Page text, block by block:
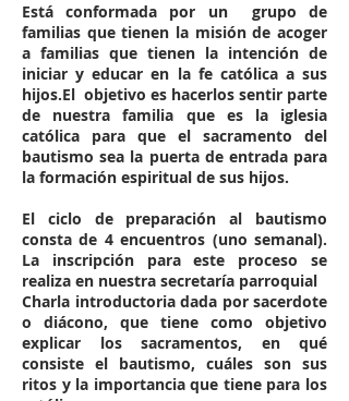
Está conformada por un grupo de
familias que tienen la misión de acoger
a familias que tienen la intención de
iniciar y educar en la fe católica a sus
hijos.El objetivo es hacerlos sentir parte
de nuestra familia que es la iglesia
católica para que el sacramento del
bautismo sea la puerta de entrada para
la formación espiritual de sus hijos.
El ciclo de preparación al bautismo
consta de 4 encuentros (uno semanal).
La inscripción para este proceso se
realiza en nuestra secretaría parroquial
Charla introductoria dada por sacerdote
o diácono, que tiene como objetivo
explicar los sacramentos, en qué
consiste el bautismo, cuáles son sus
ritos y la importancia que tiene para los